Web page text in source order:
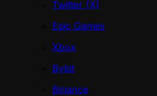
Twitter (X)
Epic Games
Xbox
Bybit
Binance